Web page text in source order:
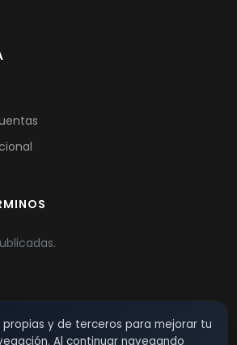
propias y de terceros para mejorar tu
Al continuar navegando